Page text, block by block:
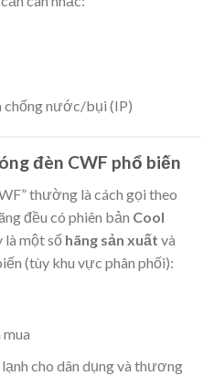
chống nước/bụi (IP)
đèn CWF phổ biến
thường là cách gọi theo
đều có phiên bản Cool
là một số hãng sản xuất và
(tùy khu vực phân phối):
cho dân dụng và thương